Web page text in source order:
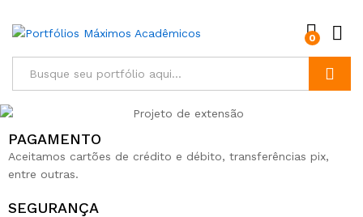
0
PAGAMENTO
Aceitamos cartões de crédito e débito, transferências pix,
entre outras.
SEGURANÇA